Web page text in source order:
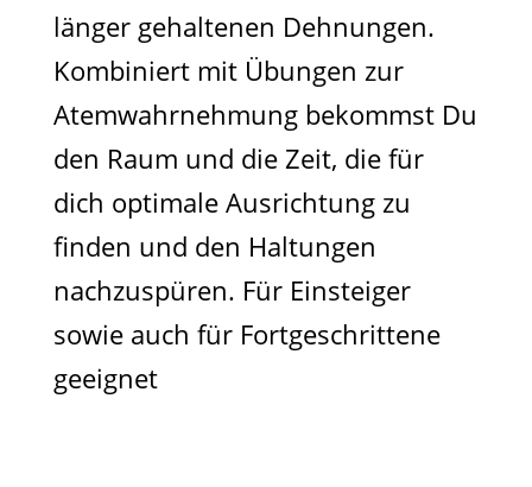
länger gehaltenen Dehnungen.
Kombiniert mit Übungen zur
Atemwahrnehmung bekommst Du
den Raum und die Zeit, die für
dich optimale Ausrichtung zu
finden und den Haltungen
nachzuspüren. Für Einsteiger
sowie auch für Fortgeschrittene
geeignet